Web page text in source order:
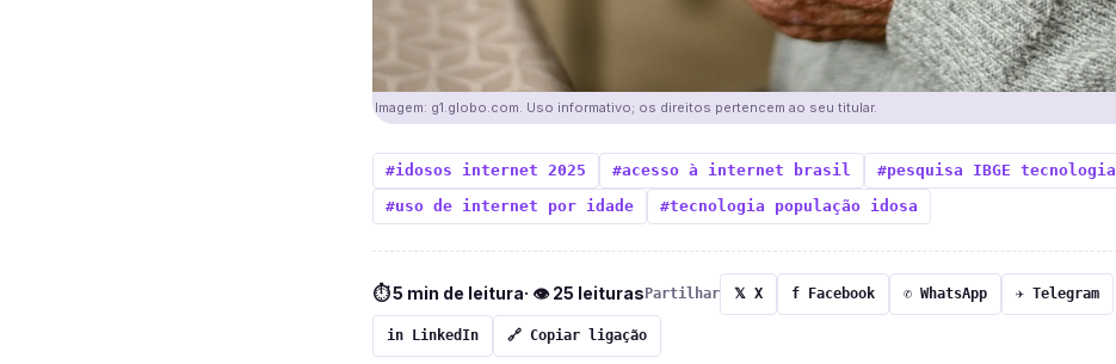
Imagem: g1.globo.com. Uso informativo; os direitos pertencem ao seu titular.
#idosos internet 2025 #acesso à internet brasil
#pesquisa IBGE tecnologia
#uso de internet por idade
#tecnologia população idosa
⏱ 5 min de leitura· 👁 25 leiturasPartilhar 𝕏 X f Facebook ✆ WhatsApp ✈ Telegram
in LinkedIn 🔗 Copiar ligação